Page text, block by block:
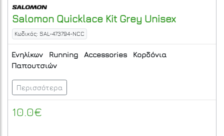
Salomon Quicklace Kit Grey Unisex
Κωδικός: SAL-473794-NCC
Ενηλίκων Running Accessories
Κορδόνια
Παπουτσιών
Περισσότερα
10.0€